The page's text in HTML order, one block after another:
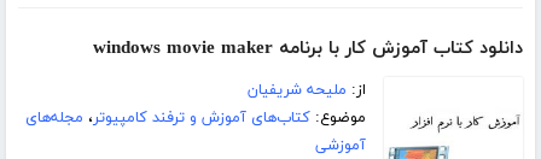
دانلود کتاب آموزش کار با برنامه windows movie maker
از: ملیحه شریفیان
موضوع:کتاب‌های آموزش و ترفند کامپیوتر، مجله‌های
آموزشی